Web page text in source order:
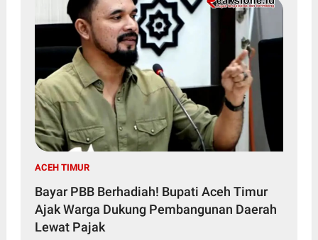
ACEH TIMUR
Bayar PBB Berhadiah! Bupati Aceh Timur
Ajak Warga Dukung Pembangunan Daerah
Lewat Pajak